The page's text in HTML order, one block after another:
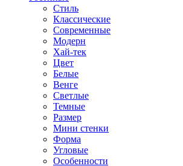
Стиль
Классические
Современные
Модерн
Хай-тек
Цвет
Белые
Венге
Светлые
Темные
Размер
Мини стенки
Форма
Угловые
Особенности